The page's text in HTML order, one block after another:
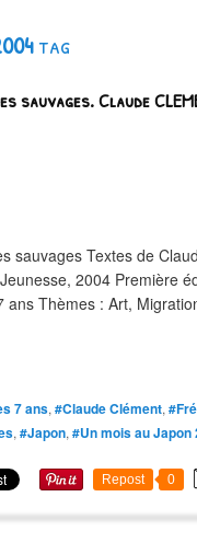
tag
sauvages. Claude
sauvages Textes de
2004 Première
ans Thèmes : Art,
7 ans, #Claude Clément,
, #Japon, #Un mois au Japon
Repost 0